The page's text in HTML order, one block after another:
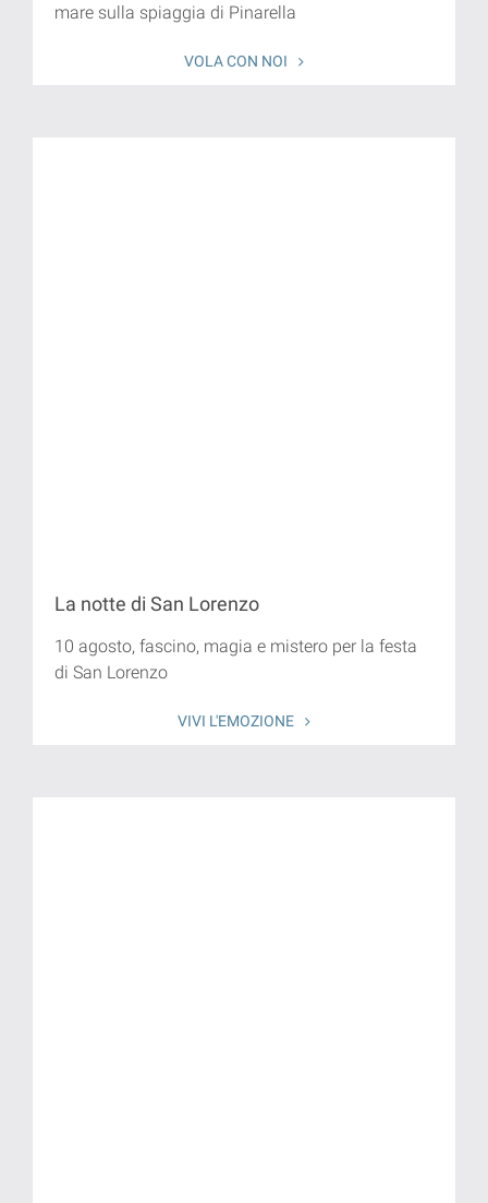
mare sulla spiaggia di Pinarella
VOLA CON NOI
La notte di San Lorenzo
10 agosto, fascino, magia e mistero per la festa
di San Lorenzo
VIVI L'EMOZIONE